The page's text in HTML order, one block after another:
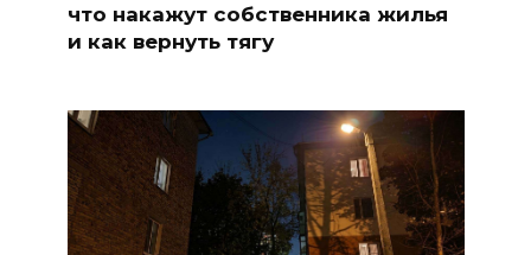
что накажут собственника жилья
и как вернуть тягу